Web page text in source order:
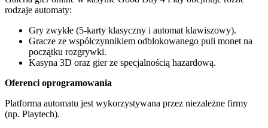
rodzaje automaty:
Gry zwykłe (5-karty klasyczny i automat klawiszowy).
Gracze ze współczynnikiem odblokowanego puli monet na
początku rozgrywki.
Kasyna 3D oraz gier ze specjalnością hazardową.
Oferenci oprogramowania
Platforma automatu jest wykorzystywana przez niezależne firmy
(np. Playtech).